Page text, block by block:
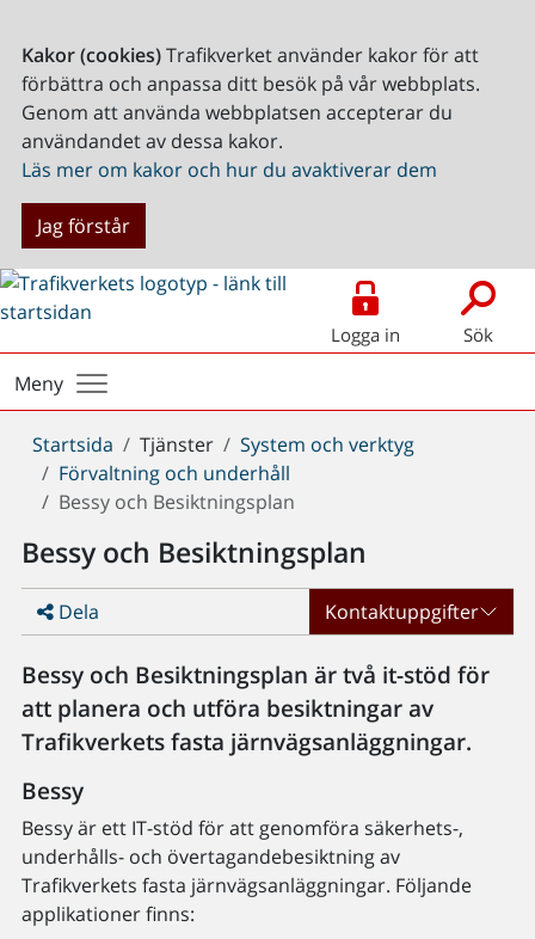
Kakor (cookies)Trafikverket använder kakor för att
förbättra och anpassa ditt besök på vår webbplats.
Genom att använda webbplatsen accepterar du
användandet av dessa kakor.
Läs mer om kakor och hur du avaktiverar dem
Jag förstår
Logga in Sök
Meny
Du
är
här:
Startsida Tjänster
System och verktyg
Förvaltning och underhåll
Bessy och Besiktningsplan
Bessy och Besiktningsplan
Dela Kontaktuppgifter
Bessy och Besiktningsplan är två it-stöd för
att planera och utföra besiktningar av
Trafikverkets fasta järnvägsanläggningar.
Bessy
Bessy är ett IT-stöd för att genomföra säkerhets-,
underhålls- och övertagandebesiktning av
Trafikverkets fasta järnvägsanläggningar. Följande
applikationer finns: